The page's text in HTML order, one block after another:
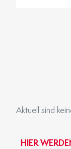
Aktuell sind
HIER